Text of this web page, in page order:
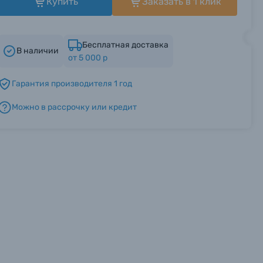
В наличии
Бесплатная доставка
от 5 000 р
Гарантия производителя 1 год
Можно в рассрочку или кредит